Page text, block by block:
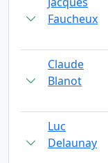
Faucheux
Claude
Blanot
Luc
Delaunay